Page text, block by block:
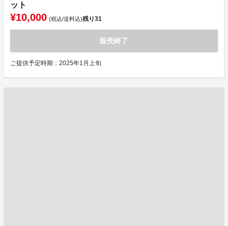
ット
¥10,000 (税込/送料込)残り31
販売終了
ご提供予定時期：2025年1月上旬